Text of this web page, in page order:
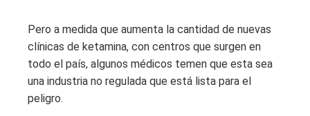
Pero a medida que aumenta la cantidad de nuevas
clínicas de ketamina, con centros que surgen en
todo el país, algunos médicos temen que esta sea
una industria no regulada que está lista para el
peligro.